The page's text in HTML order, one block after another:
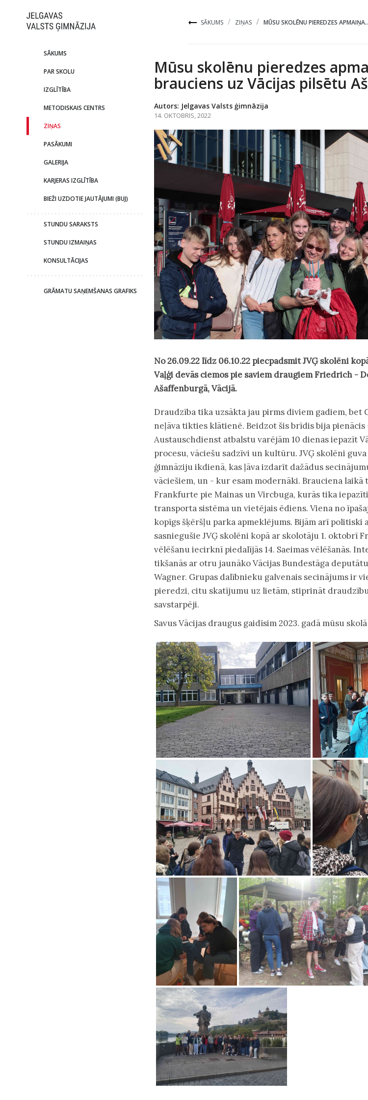
SĀKUMS ZIŅAS MŪSU SKOLĒNU PIEREDZES
SĀKUMS
PAR SKOLU
IZGLĪTĪBA
METODISKAIS CENTRS
ZIŅAS
PASĀKUMI
GALERIJA
KARJERAS IZGLĪTĪBA
BIEŽI UZDOTIE JAUTĀJUMI (BUJ)
STUNDU SARAKSTS
STUNDU IZMAIŅAS
KONSULTĀCIJAS
GRĀMATU SAŅEMŠANAS GRAFIKS
Mūsu skolēnu pieredzes
brauciens uz Vācijas pilsētu
Autors: Jelgavas Valsts ģimnāzija
14. OKTOBRIS, 2022
No 26.09.22 līdz 06.10.22 piecpadsmit JVĢ skolēni
Vaļģi devās ciemos pie saviem draugiem Friedrich -
Ašaffenburgā, Vācijā.
Draudzība tika uzsākta jau pirms diviem gadiem, bet
neļāva tikties klātienē. Beidzot šis brīdis bija pienācis
Austauschdienst atbalstu varējām 10 dienas iepazīt
procesu, vāciešu sadzīvi un kultūru. JVĢ skolēni
ģimnāziju ikdienā, kas ļāva izdarīt dažādus
vāciešiem, un - kur esam modernāki. Brauciena laikā
Frankfurte pie Mainas un Vircbuga, kurās tika
transporta sistēma un vietējais ēdiens. Viena no
kopīgs šķēršļu parka apmeklējums. Bijām arī
sasniegušie JVĢ skolēni kopā ar skolotāju 1. oktobrī
vēlēšanu iecirknī piedalījās 14. Saeimas vēlēšanās.
tikšanās ar otru jaunāko Vācijas Bundestāga
Wagner. Grupas dalībnieku galvenais secinājums ir
pieredzi, citu skatījumu uz lietām, stiprināt
savstarpēji.
Savus Vācijas draugus gaidīsim 2023. gadā mūsu skolā